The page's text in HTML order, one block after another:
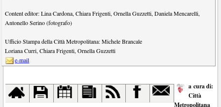
Content editor:Lina Cardona,Chiara Frigenti,Ornella Guzzetti,Daniela Mencarelli,
Antonello Serino (fotografo)
Ufficio Stampa della Città Metropolitana:Michele Brancale
Loriana Curri,Chiara Frigenti,Ornella Guzzetti
e-mail
a cura di:
Città
Metropolitana